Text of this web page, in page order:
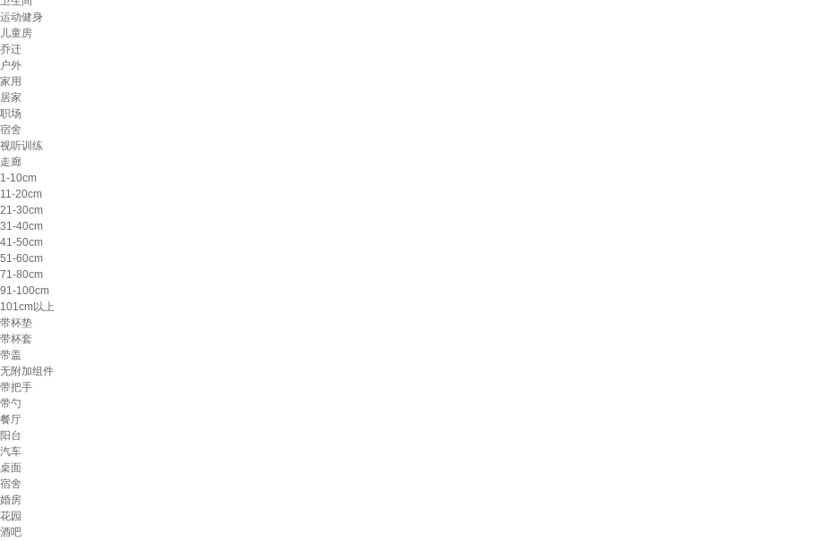
运动健身
儿童房
乔迁
户外
家用
居家
职场
宿舍
视听训练
走廊
1-10cm
11-20cm
21-30cm
31-40cm
41-50cm
51-60cm
71-80cm
91-100cm
101cm以上
带杯垫
带杯套
带盖
无附加组件
带把手
带勺
餐厅
阳台
汽车
桌面
宿舍
婚房
花园
酒吧